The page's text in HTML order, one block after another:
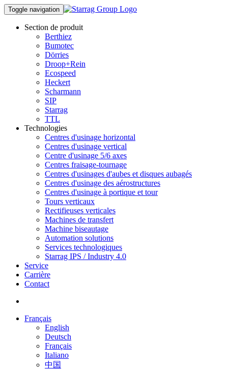
Toggle navigation
Section de produit
Berthiez
Bumotec
Dörries
Droop+Rein
Ecospeed
Heckert
Scharmann
SIP
Starrag
TTL
Technologies
Centres d'usinage horizontal
Centres d'usinage vertical
Centre d'usinage 5/6 axes
Centres fraisage-tournage
Centres d'usinages d'aubes et disques aubagés
Centres d'usinage des aérostructures
Centres d'usinage à portique et tour
Tours verticaux
Rectifieuses verticales
Machines de transfert
Machine biseautage
Automation solutions
Services technologiques
Starrag IPS / Industry 4.0
Service
Carrière
Contact
Français
English
Deutsch
Français
Italiano
中国